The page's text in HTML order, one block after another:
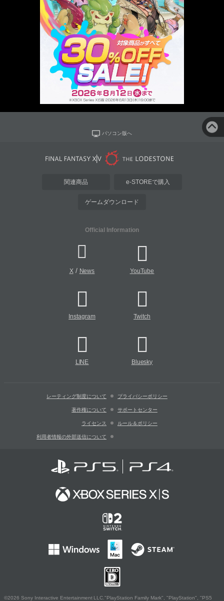
パソコン版へ
関連商品 e-STOREで購入
ゲームダウンロード
Official Information
X/ News YouTube
Instagram Twitch
LINE Bluesky
レーティング制度について プライバシーポリシー
著作権について サポートセンター
ライセンス ルール＆ポリシー
利用者情報の外部送信について
©2026 Sony Interactive Entertainment LLC."PlayStation Family Mark", "PlayStation", "PS5